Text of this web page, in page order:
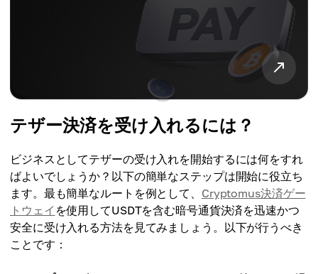
テザー決済を受け入れるには？
ビジネスとしてテザーの受け入れを開始するには何をすれ
ばよいでしょうか？以下の簡単なステップは開始に役立ち
ます。最も簡単なルートを例として、 Cryptomus決済ゲー
トウェイ を使用してUSDTを含む暗号通貨決済を迅速かつ
安全に受け入れる方法を見てみましょう。以下が行うべき
ことです：